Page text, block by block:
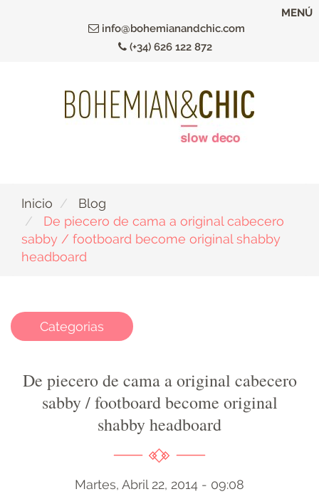
info@bohemianandchic.com
(+34) 626 122 872
MENÚ
Inicio
Blog
De piecero de cama a original cabecero
sabby / footboard become original shabby
headboard
Categorias
De piecero de cama a original cabecero
sabby / footboard become original
shabby headboard
Martes, Abril 22, 2014 - 09:08